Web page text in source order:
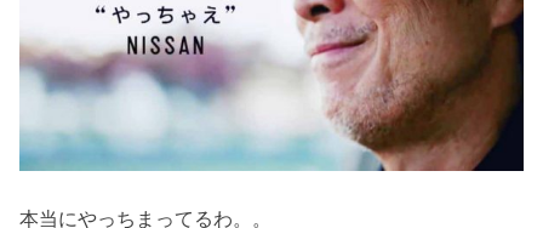
本当にやっちまってるわ。。